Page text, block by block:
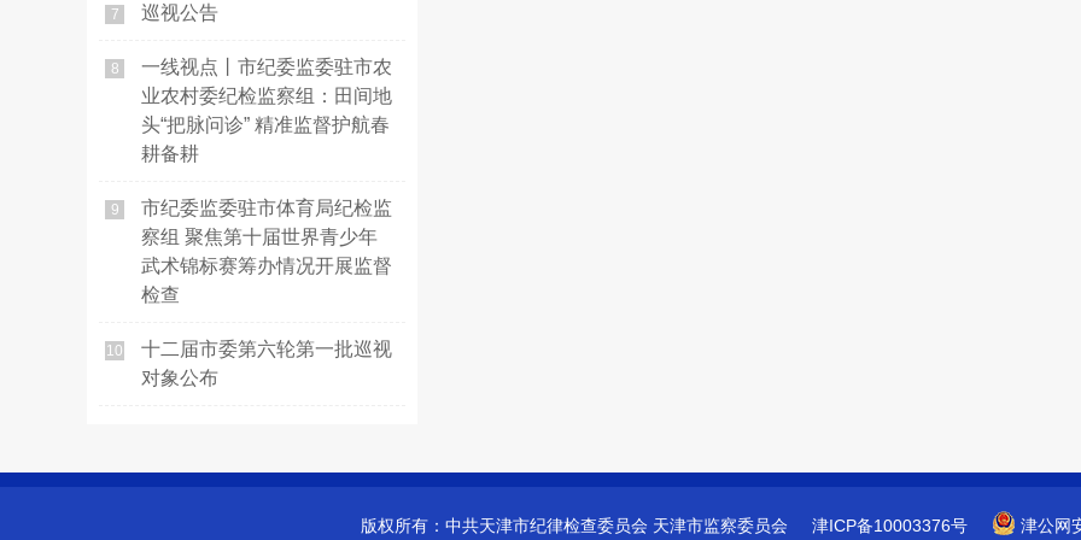
7 巡视公告
8
一线视点丨市纪委监委驻市农
业农村委纪检监察组：田间地
头“把脉问诊” 精准监督护航春
耕备耕
9
市纪委监委驻市体育局纪检监
察组 聚焦第十届世界青少年
武术锦标赛筹办情况开展监督
检查
10
十二届市委第六轮第一批巡视
对象公布
版权所有： 中共天津市纪律检查委员会 天津市监察委员会 津ICP备10003376号 津公网